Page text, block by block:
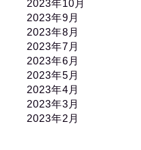
2023年10月
2023年9月
2023年8月
2023年7月
2023年6月
2023年5月
2023年4月
2023年3月
2023年2月